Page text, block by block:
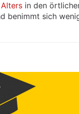
Alters in den
benimmt sich